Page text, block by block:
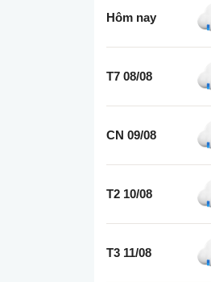
Hôm nay
T7 08/08
CN 09/08
T2 10/08
T3 11/08